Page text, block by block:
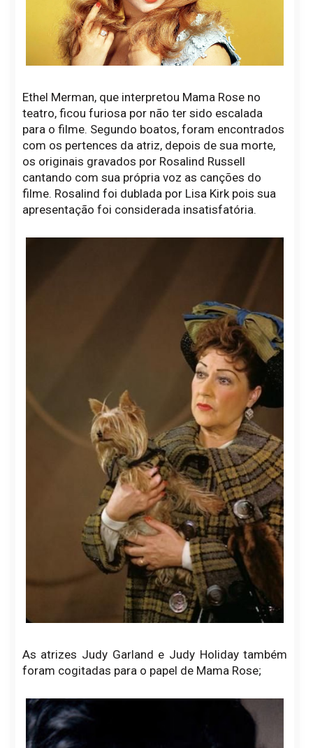
Ethel Merman, que interpretou Mama Rose no
teatro, ficou furiosa por não ter sido escalada
para o filme. Segundo boatos, foram encontrados
com os pertences da atriz, depois de sua morte,
os originais gravados por Rosalind Russell
cantando com sua própria voz as canções do
filme. Rosalind foi dublada por Lisa Kirk pois sua
apresentação foi considerada insatisfatória.
As atrizes Judy Garland e Judy Holiday também
foram cogitadas para o papel de Mama Rose;